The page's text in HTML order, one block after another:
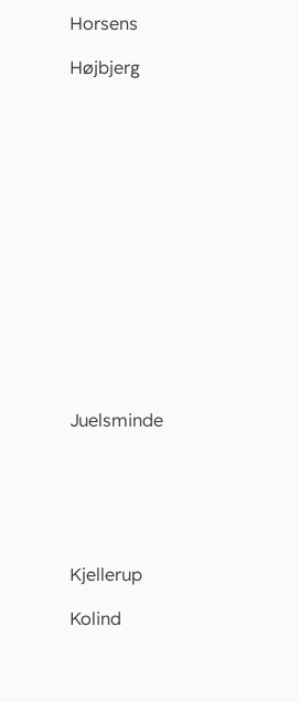
Horsens
Højbjerg
Juelsminde
Kjellerup
Kolind